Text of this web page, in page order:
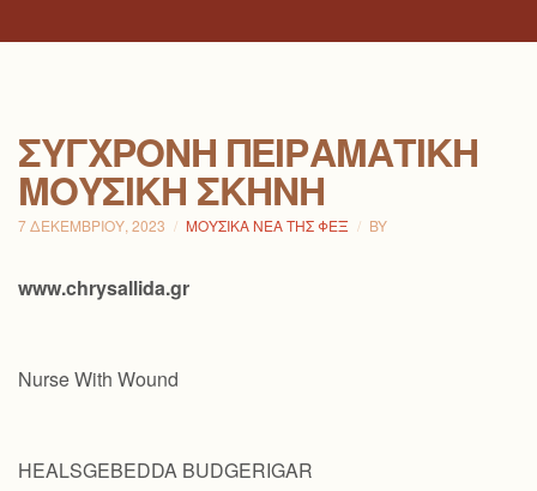
ΣΎΓΧΡΟΝΗ ΠΕΙΡΑΜΑΤΙΚΉ
ΜΟΥΣΙΚΉ ΣΚΗΝΉ
7 ΔΕΚΕΜΒΡΊΟΥ, 2023 ΜΟΥΣΙΚΆ ΝΈΑ ΤΗΣ ΦΕΞ BY
www.chrysallida.gr
Nurse With Wound
HEALSGEBEDDA BUDGERIGAR